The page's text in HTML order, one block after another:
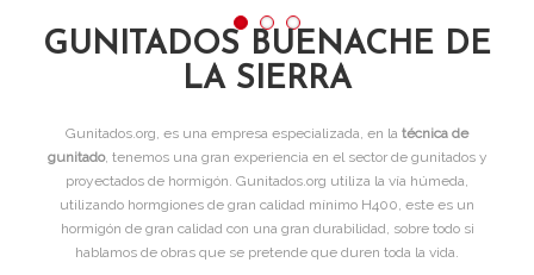
GUNITADOS BUENACHE DE
LA SIERRA
Gunitados.org, es una empresa especializada, en la técnica de
gunitado, tenemos una gran experiencia en el sector de gunitados y
proyectados de hormigón. Gunitados.org utiliza la vía húmeda,
utilizando hormgiones de gran calidad mínimo H400, este es un
hormigón de gran calidad con una gran durabilidad, sobre todo si
hablamos de obras que se pretende que duren toda la vida.